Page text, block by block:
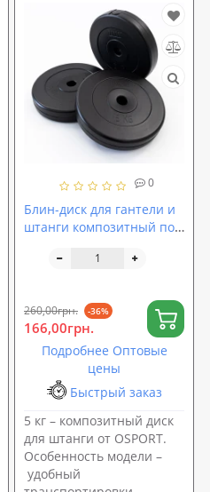
0
Блин-диск для гантели и
штанги композитный под
кг (OF-0142)
260,00грн. -36%
166,00грн.
Подробнее Оптовые
цены
Быстрый заказ
5 кг – композитный диск
для штанги от OSPORT.
Особенность модели –
удобный